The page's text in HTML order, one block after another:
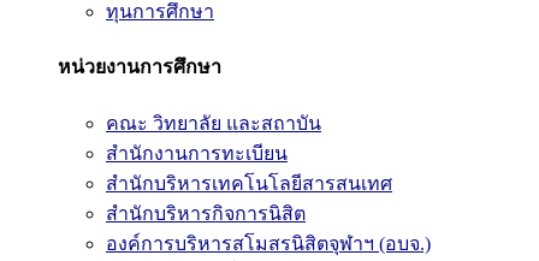
ทุนการศึกษา
หน่วยงานการศึกษา
คณะ วิทยาลัย และสถาบัน
สำนักงานการทะเบียน
สำนักบริหารเทคโนโลยีสารสนเทศ
สำนักบริหารกิจการนิสิต
องค์การบริหารสโมสรนิสิตจุฬาฯ (อบจ.)